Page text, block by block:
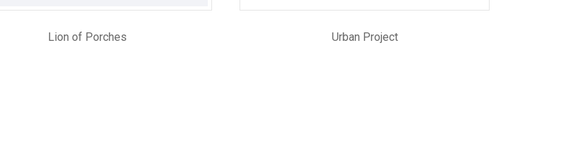
Lion of Porches Urban Project